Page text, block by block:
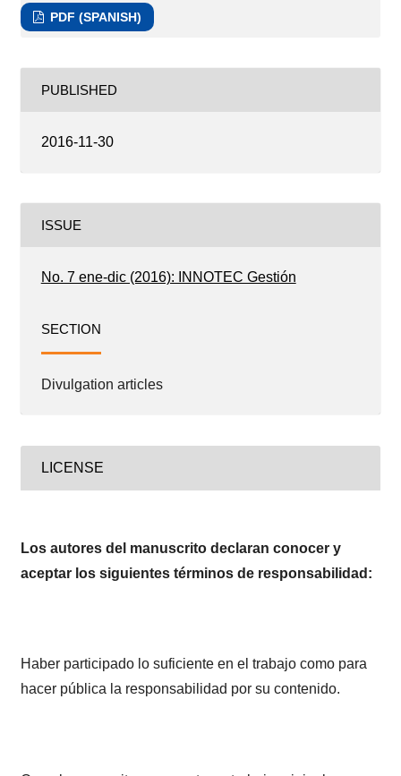
PDF (SPANISH)
PUBLISHED
2016-11-30
ISSUE
No. 7 ene-dic (2016): INNOTEC Gestión
SECTION
Divulgation articles
LICENSE
Los autores del manuscrito declaran conocer y
aceptar los siguientes términos de responsabilidad:
Haber participado lo suficiente en el trabajo como para
hacer pública la responsabilidad por su contenido.